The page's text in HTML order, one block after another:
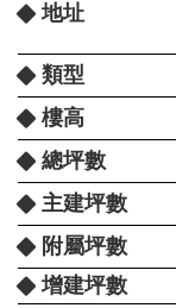
地址
類型
樓高
總坪數
主建坪數
附屬坪數
增建坪數